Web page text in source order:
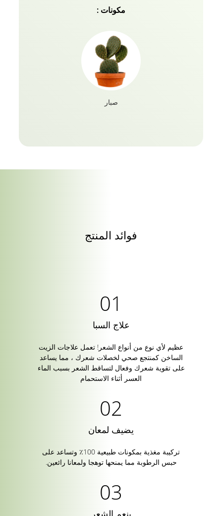
والحماية مع أوليفا والحناء متاح الآن لتستمتع به. نصيحة
واضحة
مكونات :
صبار
فوائد المنتج
علاج السبا
عظيم لأي نوع من أنواع الشعر! تعمل علاجات الزيت
الساخن كمنتجع صحي لخصلات شعرك ، مما يساعد
على تقوية شعرك وفعال لتساقط الشعر بسبب الماء
العسر أثناء الاستحمام
يضيف لمعان
تركيبة مغذية بمكونات طبيعية 100٪ وتساعد على
حبس الرطوبة مما يمنحها توهجا ولمعانا رائعين.